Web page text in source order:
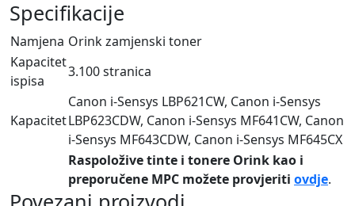
Specifikacije
Namjena Orink zamjenski toner
Kapacitet
ispisa
3.100 stranica
Kapacitet
Canon i-Sensys LBP621CW, Canon i-Sensys
LBP623CDW, Canon i-Sensys MF641CW, Canon
i-Sensys MF643CDW, Canon i-Sensys MF645CX
Raspoložive tinte i tonere Orink kao i
preporučene MPC možete provjeriti ovdje.